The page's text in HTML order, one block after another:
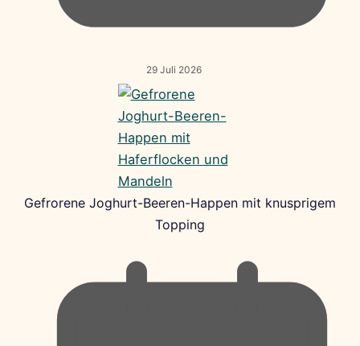
29 Juli 2026
Gefrorene Joghurt-Beeren-Happen mit knusprigem
Topping